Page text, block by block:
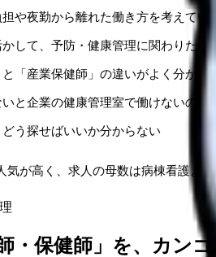
や夜勤から離れた働き方を考えている
して、予防・健康管理に関わりたい
と「産業保健師」の違いがよく分から
と企業の健康管理室で働けないのか
う探せばいいか分からない
気が高く、求人の母数は病棟看護よ
・保健師」を、カン